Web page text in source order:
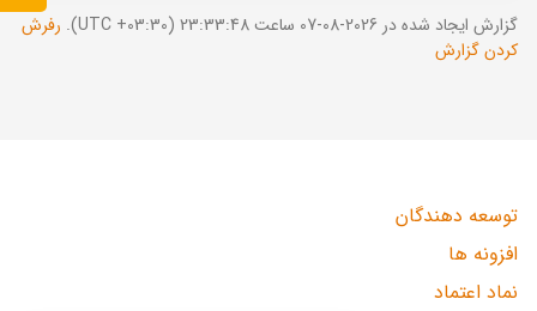
گزارش ایجاد شده در 2026-08-07 ساعت 23:33:48 (UTC +03:30).
رفرش
کردن گزارش
توسعه دهندگان
افزونه ها
نماد اعتماد